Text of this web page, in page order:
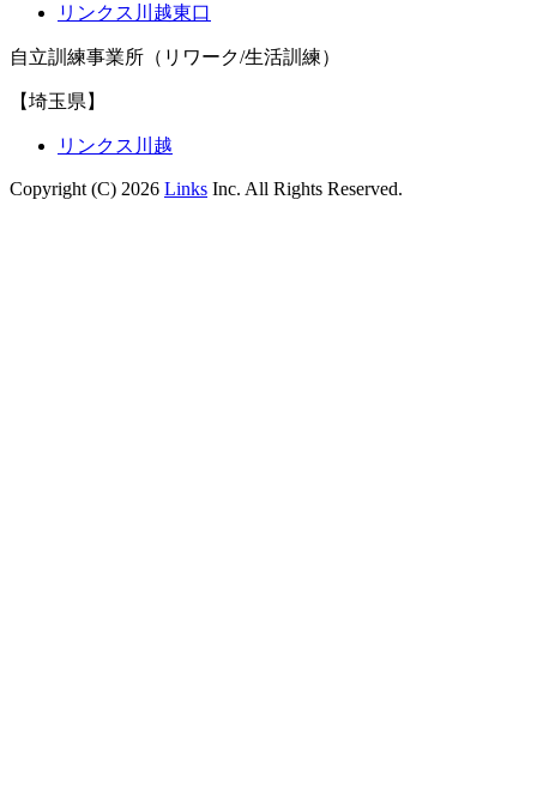
リンクス川越東口
自立訓練事業所（リワーク/生活訓練）
【埼玉県】
リンクス川越
Copyright (C) 2026 Links Inc. All Rights Reserved.